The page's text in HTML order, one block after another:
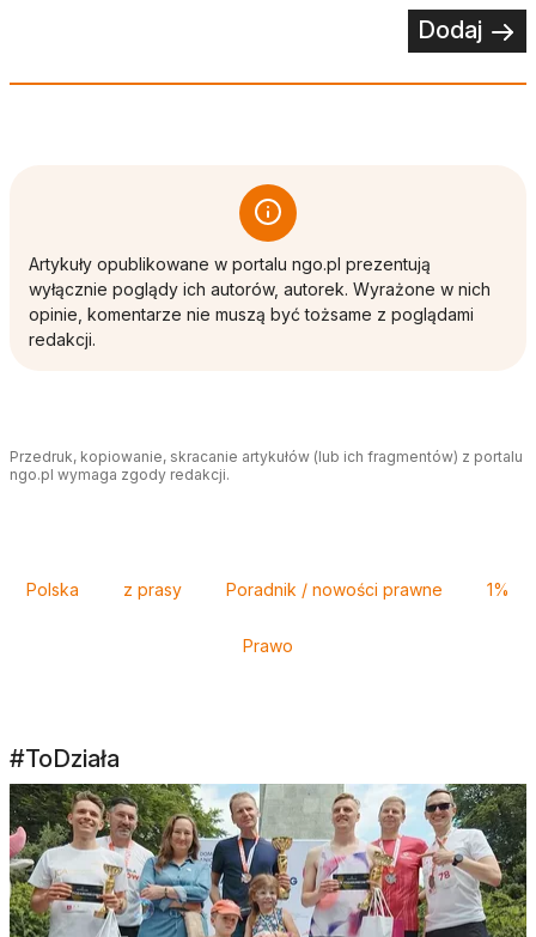
Dodaj
Artykuły opublikowane w portalu ngo.pl prezentują
wyłącznie poglądy ich autorów, autorek. Wyrażone w nich
opinie, komentarze nie muszą być tożsame z poglądami
redakcji.
Przedruk, kopiowanie, skracanie artykułów (lub ich fragmentów) z portalu
ngo.pl wymaga zgody redakcji.
Polska z prasy Poradnik / nowości prawne 1%
Prawo
#ToDziała